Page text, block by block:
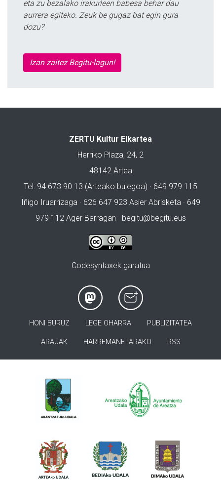
eta zu bezalako irakurleen babesa behar dau
aurrera egiteko. Zeuk be gugaz bat egin gura
dozu?
Izan zaitez Begitu-lagun!
ZERTU Kultur Elkartea
Herriko Plaza, 24, 2
48142 Artea
Tel: 94 673 90 13 (Arteako bulegoa) · 649 979 115
Iñigo Iruarrizaga · 626 647 923 Asier Abrisketa · 649
979 112 Ager Barragan · begitu@begitu.eus
Codesyntaxek garatua
HONI BURUZ LEGE OHARRA PUBLIZITATEA
ARAUAK HARREMANETARAKO RSS